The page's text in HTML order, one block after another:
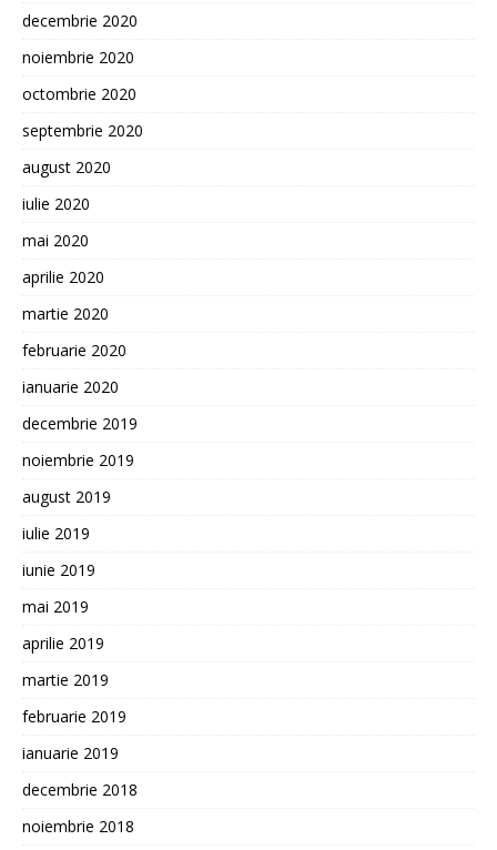
decembrie 2020
noiembrie 2020
octombrie 2020
septembrie 2020
august 2020
iulie 2020
mai 2020
aprilie 2020
martie 2020
februarie 2020
ianuarie 2020
decembrie 2019
noiembrie 2019
august 2019
iulie 2019
iunie 2019
mai 2019
aprilie 2019
martie 2019
februarie 2019
ianuarie 2019
decembrie 2018
noiembrie 2018